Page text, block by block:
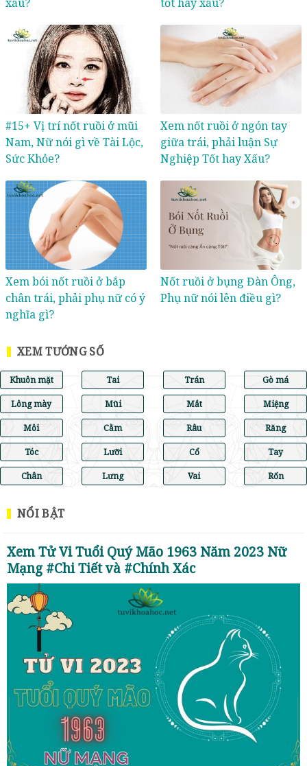
#15+ Vị trí nốt ruồi ở mũi
Nam, Nữ nói gì về Tài Lộc,
Sức Khỏe?
Xem nốt ruồi ở ngón tay
giữa trái, phải luận Sự
Nghiệp Tốt hay Xấu?
Xem bói nốt ruồi ở bắp
chân trái, phải phụ nữ có ý
nghĩa gì?
Nốt ruồi ở bụng Đàn Ông,
Phụ nữ nói lên điều gì?
XEM TƯỚNG SỐ
Khuôn mặt Tai Trán Gò má
Lông mày Mũi Mắt Miệng
Môi Cằm Râu Răng
Tóc Lưỡi Cổ Tay
Chân Lưng Vai Rốn
NỔI BẬT
Xem Tử Vi Tuổi Quý Mão 1963 Năm 2023 Nữ
Mạng #Chi Tiết và #Chính Xác